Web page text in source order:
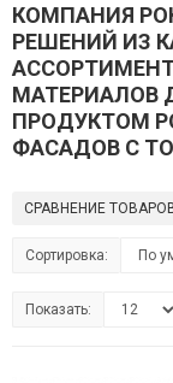
КОМПАНИЯ
РЕШЕНИЙ ИЗ
МАТЕРИАЛОВ
ПРОДУКТОМ
ФАСАДОВ С
СРАВНЕНИЕ
Сортировка:
Показать: